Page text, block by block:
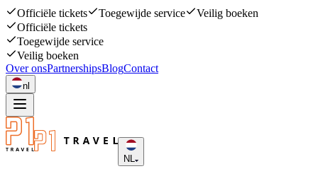
Officiële tickets Toegewijde service
Veilig boeken
Officiële tickets
Toegewijde service
Veilig boeken
Over onsPartnershipsBlogContact
nl
NL